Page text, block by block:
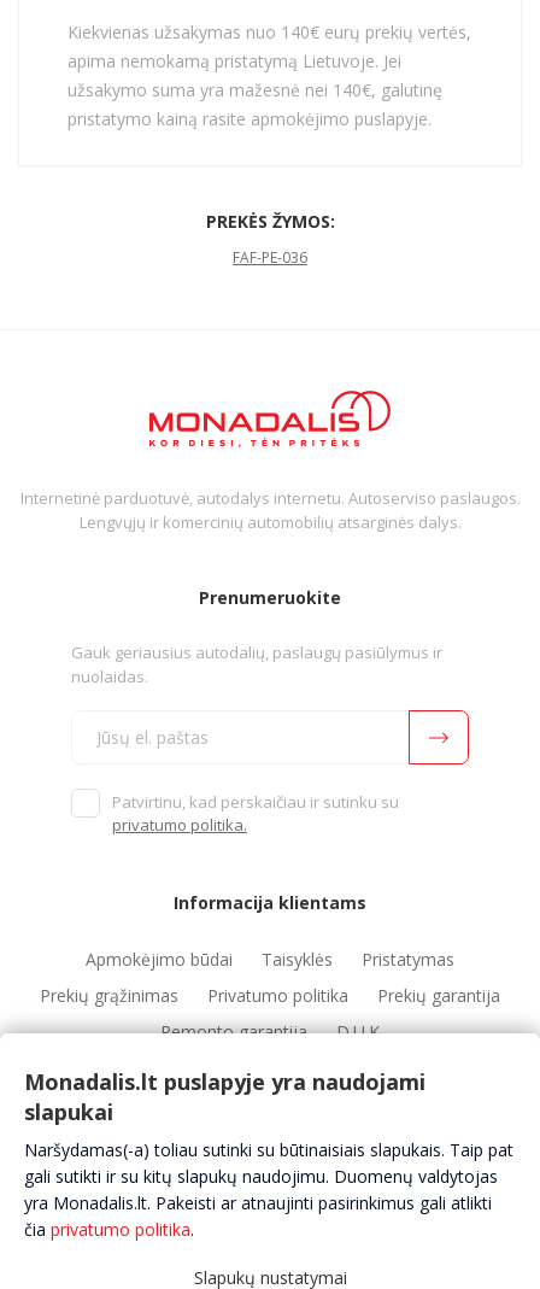
Kiekvienas užsakymas nuo 140€ eurų prekių vertės,
apima nemokamą pristatymą Lietuvoje. Jei
užsakymo suma yra mažesnė nei 140€, galutinę
pristatymo kainą rasite apmokėjimo puslapyje.
PREKĖS ŽYMOS:
FAF-PE-036
Internetinė parduotuvė, autodalys internetu. Autoserviso paslaugos.
Lengvųjų ir komercinių automobilių atsarginės dalys.
Prenumeruokite
Gauk geriausius autodalių, paslaugų pasiūlymus ir
nuolaidas.
Patvirtinu, kad perskaičiau ir sutinku su
privatumo politika.
Informacija klientams
Apmokėjimo būdai Taisyklės
Pristatymas
Prekių grąžinimas
Privatumo politika
Prekių garantija
Remonto garantija
D.U.K
Automobilių servisai Automobilių dalys
Apie mus
Kontaktai
Monadalis.lt puslapyje yra naudojami
slapukai
Naršydamas(-a) toliau sutinki su būtinaisiais slapukais. Taip pat
gali sutikti ir su kitų slapukų naudojimu. Duomenų valdytojas
yra Monadalis.lt. Pakeisti ar atnaujinti pasirinkimus gali atlikti
čia privatumo politika.
Slapukų nustatymai